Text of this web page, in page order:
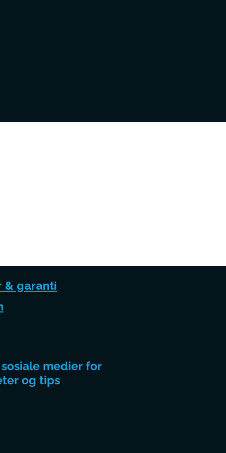
& garanti
sosiale medier for
og tips